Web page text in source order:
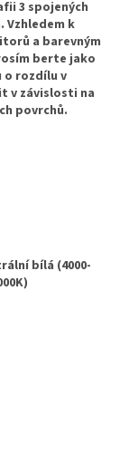
3 spojených
Vzhledem k
a barevným
berte jako
rozdílu v
v závislosti na
povrchů.
bílá (4000-